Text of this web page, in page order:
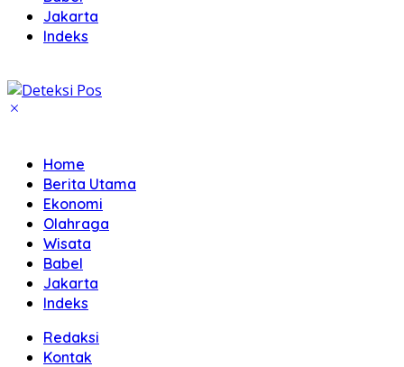
Jakarta
Indeks
Home
Berita Utama
Ekonomi
Olahraga
Wisata
Babel
Jakarta
Indeks
Redaksi
Kontak